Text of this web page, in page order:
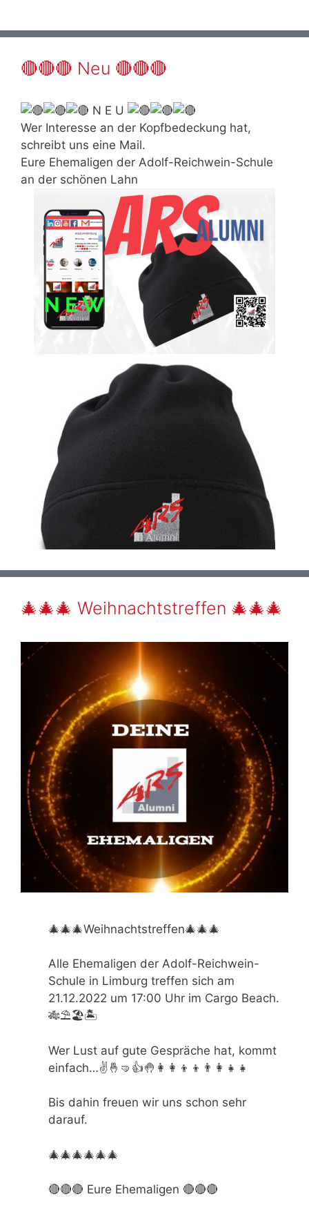
🔴🔴🔴 Neu 🔴🔴🔴
N E U
Wer Interesse an der Kopfbedeckung hat,
schreibt uns eine Mail.
Eure Ehemaligen der Adolf-Reichwein-Schule
an der schönen Lahn
🎄🎄🎄 Weihnachtstreffen 🎄🎄🎄
🎄🎄🎄Weihnachtstreffen🎄🎄🎄
Alle Ehemaligen der Adolf-Reichwein-
Schule in Limburg treffen sich am
21.12.2022 um 17:00 Uhr im Cargo Beach.
🎋⛱️🏖️🏝️
Wer Lust auf gute Gespräche hat, kommt
einfach…✌️🤞🤜👍🤚👩‍👩‍👦‍👦👨‍👩‍👧‍👧
Bis dahin freuen wir uns schon sehr
darauf.
🎄🎄🎄🎄🎄🎄
🔴🔴🔴 Eure Ehemaligen 🔴🔴🔴